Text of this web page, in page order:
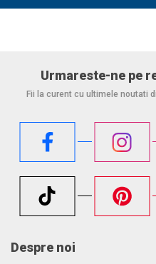
Urmareste-ne pe
Fii la curent cu ultimele noutati
Despre noi